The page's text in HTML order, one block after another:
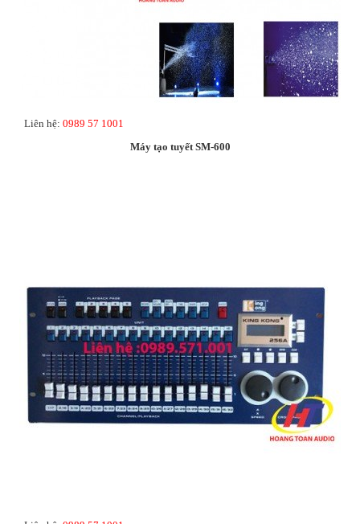
Liên hệ: 0989 57 1001
Máy tạo tuyết SM-600